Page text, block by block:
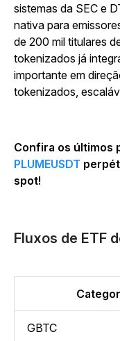
sistemas da SEC e
nativa para
de 200 mil titulares
tokenizados já
importante em
tokenizados,
Confira os últimos
PLUMEUSDT
spot!
Fluxos de ETF
GBTC